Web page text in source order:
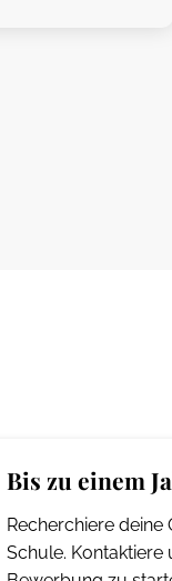
Bis zu einem
Recherchiere deine
Schule. Kontaktiere